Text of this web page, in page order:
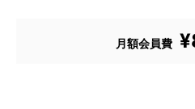
月額会員費